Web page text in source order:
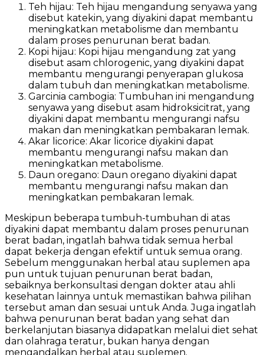
Teh hijau: Teh hijau mengandung senyawa yang
disebut katekin, yang diyakini dapat membantu
meningkatkan metabolisme dan membantu
dalam proses penurunan berat badan.
Kopi hijau: Kopi hijau mengandung zat yang
disebut asam chlorogenic, yang diyakini dapat
membantu mengurangi penyerapan glukosa
dalam tubuh dan meningkatkan metabolisme.
Garcinia cambogia: Tumbuhan ini mengandung
senyawa yang disebut asam hidroksicitrat, yang
diyakini dapat membantu mengurangi nafsu
makan dan meningkatkan pembakaran lemak.
Akar licorice: Akar licorice diyakini dapat
membantu mengurangi nafsu makan dan
meningkatkan metabolisme.
Daun oregano: Daun oregano diyakini dapat
membantu mengurangi nafsu makan dan
meningkatkan pembakaran lemak.
Meskipun beberapa tumbuh-tumbuhan di atas
diyakini dapat membantu dalam proses penurunan
berat badan, ingatlah bahwa tidak semua herbal
dapat bekerja dengan efektif untuk semua orang.
Sebelum menggunakan herbal atau suplemen apa
pun untuk tujuan penurunan berat badan,
sebaiknya berkonsultasi dengan dokter atau ahli
kesehatan lainnya untuk memastikan bahwa pilihan
tersebut aman dan sesuai untuk Anda. Juga ingatlah
bahwa penurunan berat badan yang sehat dan
berkelanjutan biasanya didapatkan melalui diet sehat
dan olahraga teratur, bukan hanya dengan
mengandalkan herbal atau suplemen.